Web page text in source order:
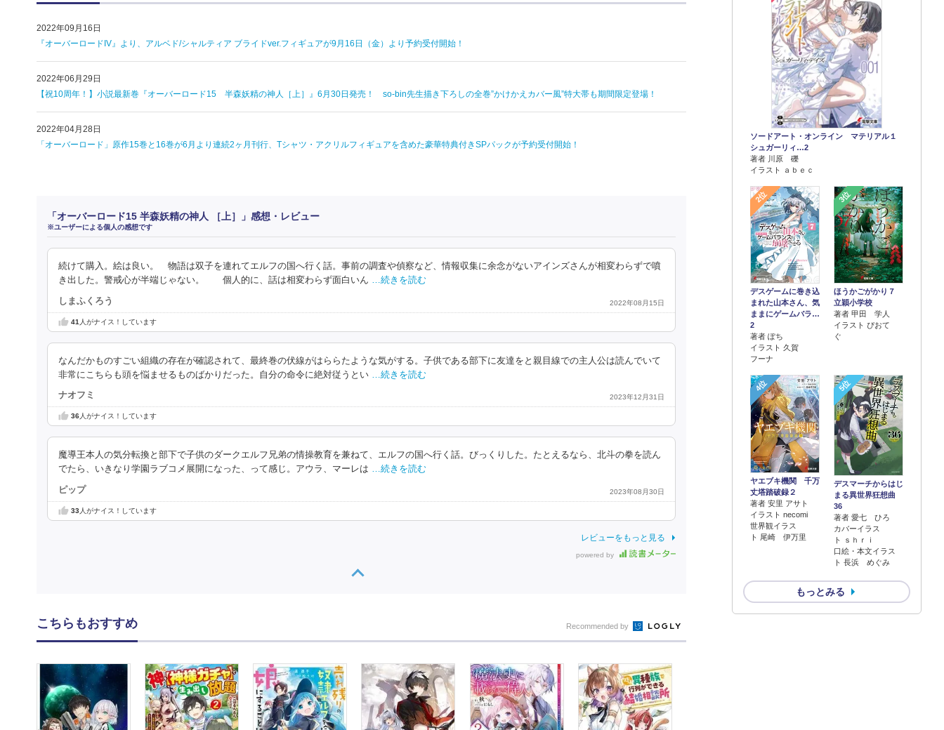
2022年09月16日
『オーバーロードIV』より、アルベド/シャルティア ブライドver.フィギュアが9月16日（金）より予約受付開始！
2022年06月29日
【祝10周年！】小説最新巻『オーバーロード15 半森妖精の神人［上］』6月30日発売！ so-bin先生描き下ろしの全巻”かけかえカバー風”特大帯も期間限定登場！
2022年04月28日
「オーバーロード」原作15巻と16巻が6月より連続2ヶ月刊行、Tシャツ・アクリルフィギュアを含めた豪華特典付きSPパックが予約受付開始！
「オーバーロード15 半森妖精の神人 ［上］」感想・レビュー
※ユーザーによる個人の感想です
続けて購入。絵は良い。 物語は双子を連れてエルフの国へ行く話。事前の調査や偵察など、情報収集に余念がないアインズさんが相変わらずで噴
き出した。警戒心が半端じゃない。 個人的に、話は相変わらず面白いん …続きを読む
しまふくろう 2022年08月15日
41 人がナイス！しています
なんだかものすごい組織の存在が確認されて、最終巻の伏線がはららたような気がする。子供である部下に友達をと親目線での主人公は読んでいて
非常にこちらも頭を悩ませるものばかりだった。自分の命令に絶対従うとい
…続きを読む
ナオフミ 2023年12月31日
36人がナイス！しています
魔導王本人の気分転換と部下で子供のダークエルフ兄弟の情操教育を兼ねて、エルフの国へ行く話。びっくりした。たとえるなら、北斗の拳を読ん
でたら、いきなり学園ラブコメ展開になった、って感じ。アウラ、マーレは …続きを読む
ピップ 2023年08月30日
33人がナイス！しています
レビューをもっと見る
powered by
ソードアート・オンライン マテリアル１
シュガーリィ…2
著者 川原 礫
イラスト ａｂｅｃ
2位
デスゲームに巻き込
まれた山本さん、気
ままにゲームバラ…
2
著者 ぽち
イラスト 久賀
フーナ
3位
ほうかごがかり７
立穎小学校
著者 甲田 学人
イラスト ぴおて
ぐ
4位
ヤエブキ機関 千万
丈塔踏破録２
著者 安里 アサト
イラスト necomi
世界観イラス
ト 尾崎 伊万里
5位
デスマーチからはじ
まる異世界狂想曲
36
著者 愛七 ひろ
カバーイラス
ト ｓｈｒｉ
口絵・本文イラス
ト 長浜 めぐみ
もっとみる
こちらもおすすめ Recommended by